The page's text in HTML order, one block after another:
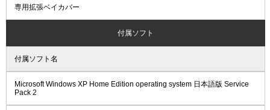
専用拡張ベイカバー
付属ソフト
付属ソフト名
Microsoft Windows XP Home Edition operating system 日本語版 Service
Pack 2